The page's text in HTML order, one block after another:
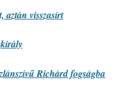
visszasírt
Richárd fogságba